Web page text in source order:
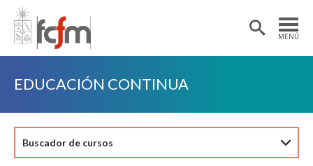
MENÚ
Estudiantes
Académicas/os
EDUCACIÓN CONTINUA
Buscador de cursos